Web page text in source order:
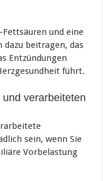
und eine
dazu beitragen, das
Entzündungen
führt.
verarbeiteten
sein, wenn Sie
Vorbelastung